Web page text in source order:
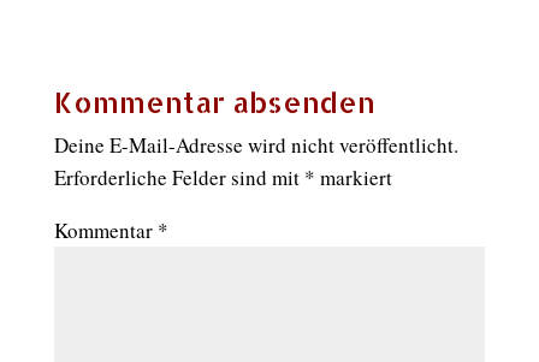
Kommentar absenden
Deine E-Mail-Adresse wird nicht veröffentlicht.
Erforderliche Felder sind mit * markiert
Kommentar *